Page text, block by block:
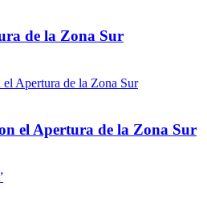
de la Zona Sur
el Apertura de la Zona Sur